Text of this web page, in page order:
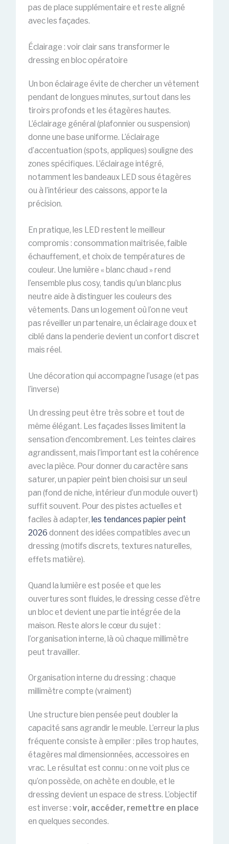
pas de place supplémentaire et reste aligné
avec les façades.
Éclairage : voir clair sans transformer le
dressing en bloc opératoire
Un bon éclairage évite de chercher un vêtement
pendant de longues minutes, surtout dans les
tiroirs profonds et les étagères hautes.
L’éclairage général (plafonnier ou suspension)
donne une base uniforme. L’éclairage
d’accentuation (spots, appliques) souligne des
zones spécifiques. L’éclairage intégré,
notamment les bandeaux LED sous étagères
ou à l’intérieur des caissons, apporte la
précision.
En pratique, les LED restent le meilleur
compromis : consommation maîtrisée, faible
échauffement, et choix de températures de
couleur. Une lumière « blanc chaud » rend
l’ensemble plus cosy, tandis qu’un blanc plus
neutre aide à distinguer les couleurs des
vêtements. Dans un logement où l’on ne veut
pas réveiller un partenaire, un éclairage doux et
ciblé dans la penderie devient un confort discret
mais réel.
Une décoration qui accompagne l’usage (et pas
l’inverse)
Un dressing peut être très sobre et tout de
même élégant. Les façades lisses limitent la
sensation d’encombrement. Les teintes claires
agrandissent, mais l’important est la cohérence
avec la pièce. Pour donner du caractère sans
saturer, un papier peint bien choisi sur un seul
pan (fond de niche, intérieur d’un module ouvert)
suffit souvent. Pour des pistes actuelles et
faciles à adapter, les tendances papier peint
2026 donnent des idées compatibles avec un
dressing (motifs discrets, textures naturelles,
effets matière).
Quand la lumière est posée et que les
ouvertures sont fluides, le dressing cesse d’être
un bloc et devient une partie intégrée de la
maison. Reste alors le cœur du sujet :
l’organisation interne, là où chaque millimètre
peut travailler.
Organisation interne du dressing : chaque
millimètre compte (vraiment)
Une structure bien pensée peut doubler la
capacité sans agrandir le meuble. L’erreur la plus
fréquente consiste à empiler : piles trop hautes,
étagères mal dimensionnées, accessoires en
vrac. Le résultat est connu : on ne voit plus ce
qu’on possède, on achète en double, et le
dressing devient un espace de stress. L’objectif
est inverse : voir, accéder, remettre en place
en quelques secondes.